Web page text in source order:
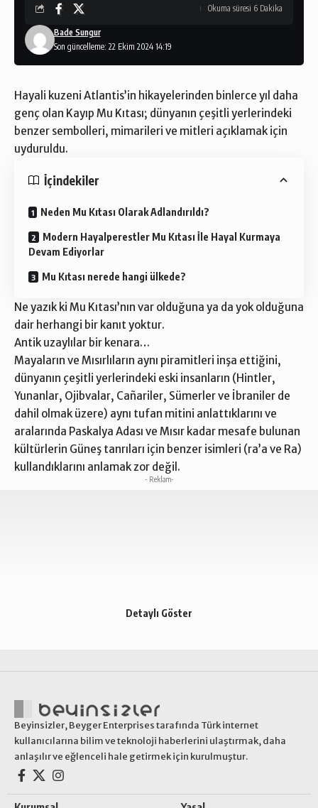
Son güncelleme: 22 Ekim 2024 14:19
Bade Sungur
Okuma süresi 6 Dakika
Hayali kuzeni Atlantis’in hikayelerinden binlerce yıl daha
genç olan Kayıp Mu Kıtası; dünyanın çeşitli yerlerindeki
benzer sembolleri, mimarileri ve mitleri açıklamak için
uyduruldu.
İçindekiler
Neden Mu Kıtası Olarak Adlandırıldı?
Modern Hayalperestler Mu Kıtası İle Hayal Kurmaya
Devam Ediyorlar
Mu Kıtası nerede hangi ülkede?
Ne yazık ki Mu Kıtası’nın var olduğuna ya da yok olduğuna
dair herhangi bir kanıt yoktur.
Antik uzaylılar bir kenara…
Mayaların ve Mısırlıların aynı piramitleri inşa ettiğini,
dünyanın çeşitli yerlerindeki eski insanların (Hintler,
Yunanlar, Ojibvalar, Cañariler, Sümerler ve İbraniler de
dahil olmak üzere) aynı tufan mitini anlattıklarını ve
aralarında Paskalya Adası ve Mısır kadar mesafe bulunan
kültürlerin Güneş tanrıları için benzer isimleri (ra’a ve Ra)
kullandıklarını anlamak zor değil.
- Reklam-
Detaylı Göster
Beyinsizler, Beyger Enterprises tarafında Türk internet
kullanıcılarına bilim ve teknoloji haberlerini ulaştırmak, daha
anlaşılır ve eğlenceli hale getirmek için kurulmuştur.